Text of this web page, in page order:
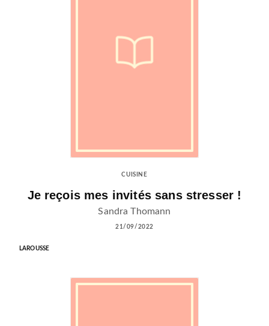
CUISINE
Je reçois mes invités sans stresser !
Sandra Thomann
21/09/2022
LAROUSSE